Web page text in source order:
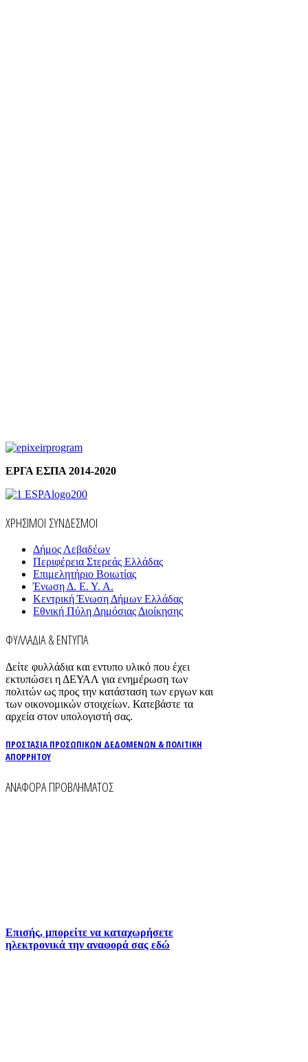
ΕΡΓΑ ΕΣΠΑ 2014-2020
ΧΡΗΣΙΜΟΙ ΣΥΝΔΕΣΜΟΙ
Δήμος Λεβαδέων
Περιφέρεια Στερεάς Ελλάδας
Επιμελητήριο Βοιωτίας
Ένωση Δ. Ε. Υ. Α.
Κεντρική Ένωση Δήμων Ελλάδας
Εθνική Πύλη Δημόσιας Διοίκησης
ΦΥΛΛΑΔΙΑ & ΕΝΤΥΠΑ
Δείτε φυλλάδια και εντυπο υλικό που έχει
εκτυπώσει η ΔΕΥΑΛ για ενημέρωση των
πολιτών ως προς την κατάσταση των εργων και
των οικονομικών στοιχείων. Κατεβάστε τα
αρχεία στον υπολογιστή σας.
ΠΡΟΣΤΑΣΙΑ ΠΡΟΣΩΠΙΚΩΝ ΔΕΔΟΜΕΝΩΝ & ΠΟΛΙΤΙΚΗ
ΑΠΟΡΡΗΤΟΥ
ΑΝΑΦΟΡΑ ΠΡΟΒΛΗΜΑΤΟΣ
Επισής, μπορείτε να καταχωρήσετε
ηλεκτρονικά την αναφορά σας εδώ